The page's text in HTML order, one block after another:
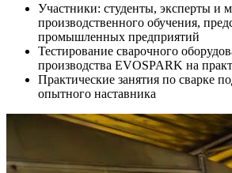
Участники: студенты, эксперты и
производственного обучения,
промышленных предприятий
Тестирование сварочного
производства EVOSPARK на
Практические занятия по сварке
опытного наставника